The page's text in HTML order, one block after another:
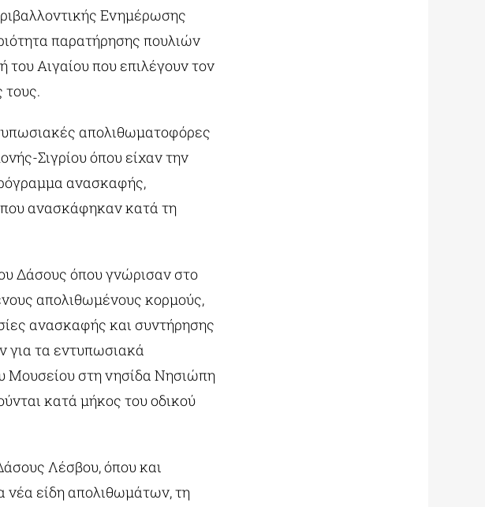
Ενημέρωσης
παρατήρησης πουλιών
του Αιγαίου που επιλέγουν τον
απολιθωματοφόρες
Σιγρίου όπου είχαν την
ανασκαφής,
ανασκάφηκαν κατά τη
Δάσους όπου γνώρισαν στο
απολιθωμένους κορμούς,
ανασκαφής και συντήρησης
τα εντυπωσιακά
στη νησίδα Νησιώπη
κατά μήκος του οδικού
Λέσβου, όπου και
είδη απολιθωμάτων, τη